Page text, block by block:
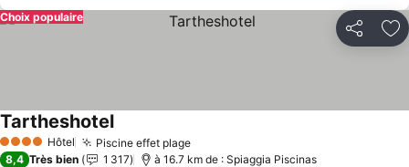
Partager
Choix populaire
4 Étoiles Hôtel Piscine effet plage
Tartheshotel
8,4 Très bien 1 317 à 16.7 km de : Spiaggia Piscinas